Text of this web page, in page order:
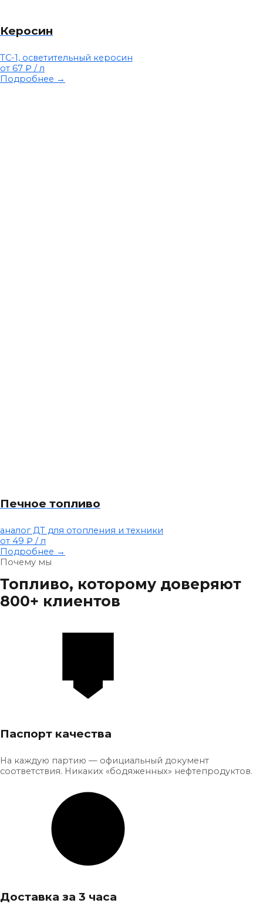
Керосин
ТС-1, осветительный керосин
от 67 ₽ / л
Подробнее →
Печное топливо
аналог ДТ для отопления и техники
от 49 ₽ / л
Подробнее →
Почему мы
Топливо, которому доверяют
800+ клиентов
Паспорт качества
На каждую партию — официальный документ
соответствия. Никаких «бодяженных» нефтепродуктов.
Доставка за 3 часа